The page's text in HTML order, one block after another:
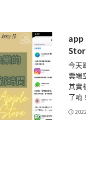
app
今天
雲端
其實
了唷